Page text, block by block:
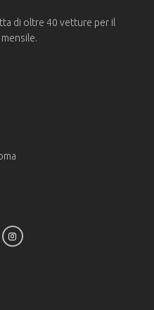
di oltre 40 vetture per il